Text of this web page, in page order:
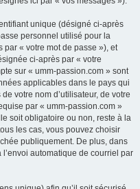
unique (désigné ci-après
personnel utilisé pour la
« votre mot de passe »), et
ci-après par « votre
sur « umm-passion.com » sont
applicables dans le pays qui
votre nom d’utilisateur, de votre
par « umm-passion.com »
soit obligatoire ou non, reste à la
les cas, vous pouvez choisir
publiquement. De plus, dans
automatique de courriel par